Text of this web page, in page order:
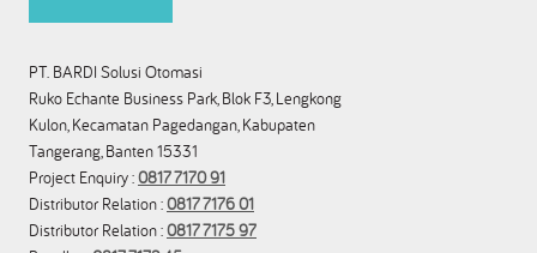
PT. BARDI Solusi Otomasi
Ruko Echante Business Park, Blok F3, Lengkong
Kulon, Kecamatan Pagedangan, Kabupaten
Tangerang, Banten 15331
Project Enquiry :0817 7170 91
Distributor Relation :0817 7176 01
Distributor Relation :0817 7175 97